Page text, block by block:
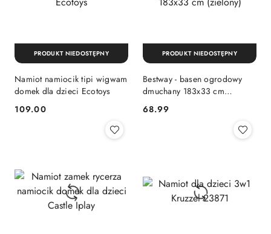
Namiot namiocik tipi wigwam
domek dla dzieci Ecotoys
Cena:
109.00
PRODUKT NIEDOSTĘPNY
Bestway - basen ogrodowy
dmuchany 183x33 cm
Cena:
68.99
PRODUKT NIEDOSTĘPNY